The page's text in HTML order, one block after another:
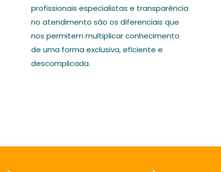
profissionais especialistas e transparência
no atendimento são os diferenciais que
nos permitem multiplicar conhecimento
de uma forma exclusiva, eficiente e
descomplicada.